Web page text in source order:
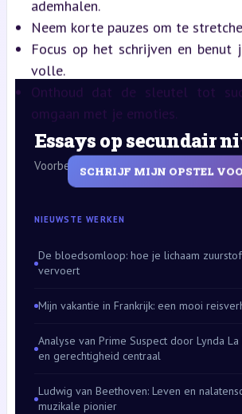
ademhalen.
Neem korte pauzes om te
Focus op het schrijven en benut
volle.
Onthoud dat de sleutel tot
omgaan met je emoties.
SCHRIJF MIJN OPSTEL
Essays op secundair
Voorbeelden van opstellen voor de
NIEUWSTE WERKEN
De bloedsomloop: hoe je lichaam
vervoert
Mijn vakantie in Frankrijk: een mooi
Analyse van Prime Suspect door Lynda
en gerechtigheid centraal
Ludwig van Beethoven: Leven en
muzikale pionier